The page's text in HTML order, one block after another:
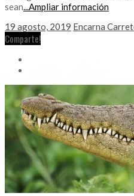
sean...Ampliar información
19 agosto, 2019 Encarna
Comparte!